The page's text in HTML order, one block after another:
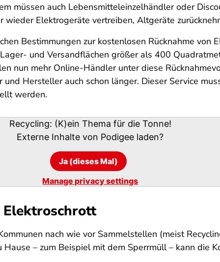
müssen auch Lebensmitteleinzelhändler oder
Elektrogeräte vertreiben, Altgeräte
Bestimmungen zur kostenlosen Rücknahme von
und Versandflächen größer als 400
nun mehr Online-Händler unter diese
Hersteller auch schon länger. Dieser Service
werden.
Recycling: (K)ein Thema für die Tonne!
Externe Inhalte von Podigee laden?
Ja (dieses Mal)
Manage privacy settings
nach wie vor Sammelstellen (meist
– zum Beispiel mit dem Sperrmüll – kann die